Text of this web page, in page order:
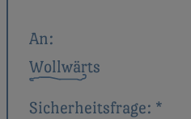
An:
Wollwärts
Sicherheitsfrage: *